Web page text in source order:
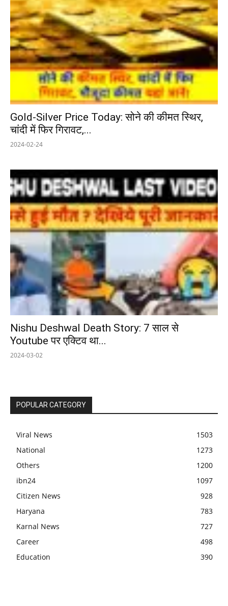
Gold-Silver Price Today: सोने की कीमत स्थिर,
चांदी में फिर गिरावट,...
2024-02-24
Nishu Deshwal Death Story: 7 साल से
Youtube पर एक्टिव था...
2024-03-02
POPULAR CATEGORY
Viral News
1503
National
1273
Others
1200
ibn24
1097
Citizen News
928
Haryana
783
Karnal News
727
Career
498
Education
390